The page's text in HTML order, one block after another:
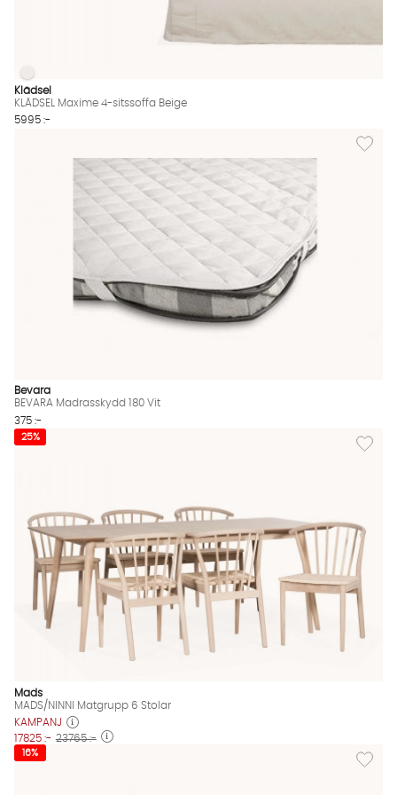
KLÄDSEL Maxime 4-sitssoffa Beige Finns även i dessa färger:
KLÄDSEL Maxime 4-sitssoffa Beige
Klädsel
KLÄDSEL Maxime 4-sitssoffa Beige
5995 :-
Lägg
Bevara
BEVARA Madrasskydd 180 Vit
375 :-
Lägg
25%
Mads
MADS/NINNI Matgrupp 6 Stolar
KAMPANJ
17825 :- 23765 :-
Lägg
16%